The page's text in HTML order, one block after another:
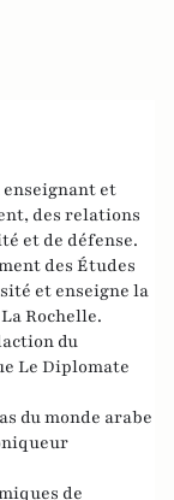
et
des relations
et de défense.
des Études
et enseigne la
Rochelle.
du
Le Diplomate
du monde arabe
de